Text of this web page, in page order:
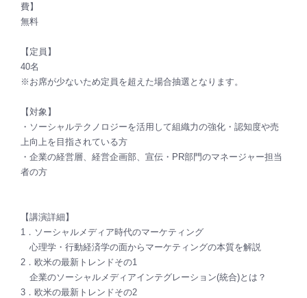
費】
無料
【定員】
40名
※お席が少ないため定員を超えた場合抽選となります。
【対象】
・ソーシャルテクノロジーを活用して組織力の強化・認知度や売
上向上を目指されている方
・企業の経営層、経営企画部、宣伝・PR部門のマネージャー担当
者の方
【講演詳細】
1．ソーシャルメディア時代のマーケティング
心理学・行動経済学の面からマーケティングの本質を解説
2．欧米の最新トレンドその1
企業のソーシャルメディアインテグレーション(統合)とは？
3．欧米の最新トレンドその2